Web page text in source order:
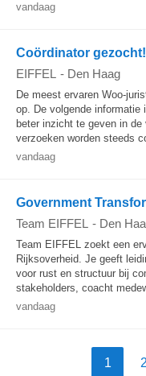
vandaag
Coördinator
EIFFEL - Den Haag
De meest ervaren Woo-
op. De volgende informatie
beter inzicht te geven in
verzoeken worden steeds
vandaag
Government
Team EIFFEL - Den
Team EIFFEL zoekt een
Rijksoverheid. Je geeft
voor rust en structuur bij
stakeholders, coacht
vandaag
1 2